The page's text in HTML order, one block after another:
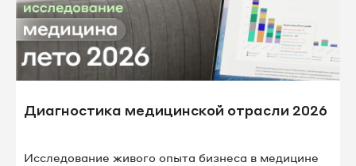
Диагностика медицинской отрасли 2026
Исследование живого опыта бизнеса в⁠ ⁠медицине